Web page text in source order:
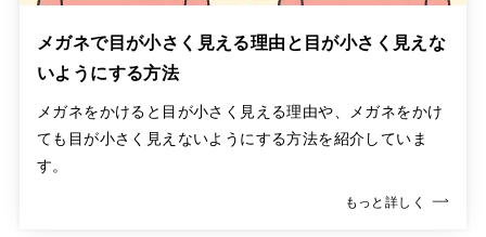
メガネで目が小さく見える理由と目が小さく見えな
いようにする方法
メガネをかけると目が小さく見える理由や、メガネをかけ
ても目が小さく見えないようにする方法を紹介していま
す。
もっと詳しく